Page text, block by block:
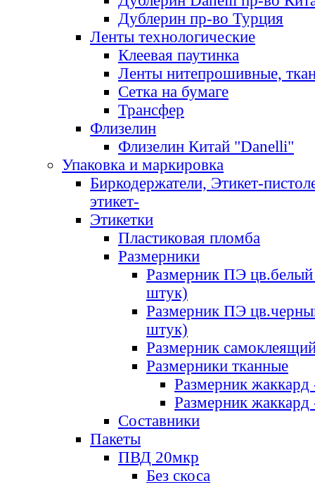
Дублерин пр-во Турция
Ленты технологические
Клеевая паутинка
Ленты нитепрошивные,
Сетка на бумаге
Трансфер
Флизелин
Флизелин Китай "Danelli"
Упаковка и маркировка
Биркодержатели, Этикет-
этикет-
Этикетки
Пластиковая пломба
Размерники
Размерник ПЭ цв.белый
штук)
Размерник ПЭ
штук)
Размерник
Размерники тканные
Размерник
Размерник
Составники
Пакеты
ПВД 20мкр
Без скоса